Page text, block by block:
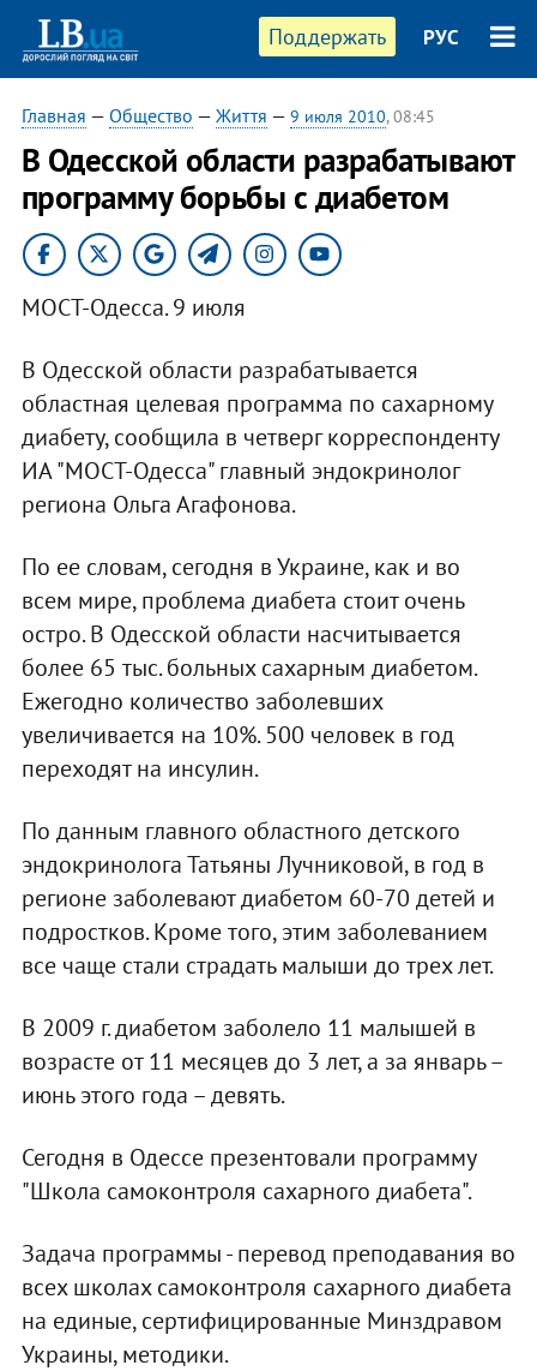
Поддержать РУС
Главная — Общество — Життя — 9 июля 2010, 08:45
В Одесской области разрабатывают
программу борьбы с диабетом
МОСТ-Одесса. 9 июля
В Одесской области разрабатывается
областная целевая программа по сахарному
диабету, сообщила в четверг корреспонденту
ИА "МОСТ-Одесса" главный эндокринолог
региона Ольга Агафонова.
По ее словам, сегодня в Украине, как и во
всем мире, проблема диабета стоит очень
остро. В Одесской области насчитывается
более 65 тыс. больных сахарным диабетом.
Ежегодно количество заболевших
увеличивается на 10%. 500 человек в год
переходят на инсулин.
По данным главного областного детского
эндокринолога Татьяны Лучниковой, в год в
регионе заболевают диабетом 60-70 детей и
подростков. Кроме того, этим заболеванием
все чаще стали страдать малыши до трех лет.
В 2009 г. диабетом заболело 11 малышей в
возрасте от 11 месяцев до 3 лет, а за январь –
июнь этого года – девять.
Сегодня в Одессе презентовали программу
"Школа самоконтроля сахарного диабета".
Задача программы - перевод преподавания во
всех школах самоконтроля сахарного диабета
на единые, сертифицированные Минздравом
Украины, методики.